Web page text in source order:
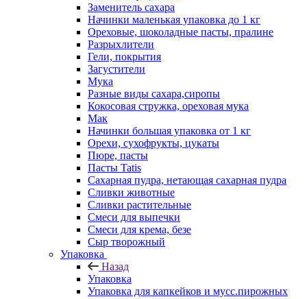
Заменитель сахара
Начинки маленькая упаковка до 1 кг
Ореховые, шоколадные пасты, пралине
Разрыхлители
Гели, покрытия
Загустители
Мука
Разные виды сахара,сиропы
Кокосовая стружка, ореховая мука
Мак
Начинки большая упаковка от 1 кг
Орехи, сухофрукты, цукаты
Пюре, пасты
Пасты Tatis
Сахарная пудра, нетающая сахарная пудра
Сливки животные
Сливки растительные
Смеси для выпечки
Смеси для крема, безе
Сыр творожный
Упаковка
Назад
Упаковка
Упаковка для капкейков и мусс.пирожных